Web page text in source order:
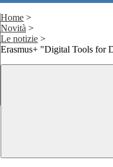
Home >
Novità >
Le notizie >
Erasmus+ "Digital Tools for